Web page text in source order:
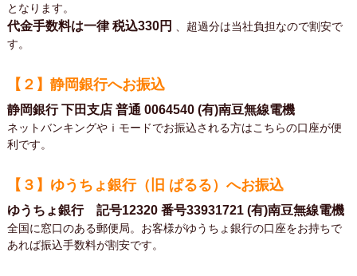
となります。
代金手数料は一律税込330円
、超過分は当社負担なので割安で
す。
【２】静岡銀行へお振込
静岡銀行 下田支店 普通 0064540 (有)南豆無線電機
ネットバンキングやｉモードでお振込される方はこちらの口座が便
利です。
【３】ゆうちょ銀行（旧 ぱるる）へお振込
ゆうちょ銀行 記号12320 番号33931721 (有)南豆無線電機
全国に窓口のある郵便局。お客様がゆうちょ銀行の口座をお持ちで
あれば振込手数料が割安です。